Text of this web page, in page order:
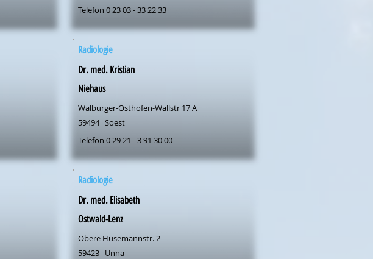
Telefon 0 23 03 - 33 22 33
Radiologie
Dr. med. Kristian
Niehaus
Walburger-Osthofen-Wallstr 17 A
59494 Soest
Telefon 0 29 21 - 3 91 30 00
Radiologie
Dr. med. Elisabeth
Ostwald-Lenz
Obere Husemannstr. 2
59423 Unna